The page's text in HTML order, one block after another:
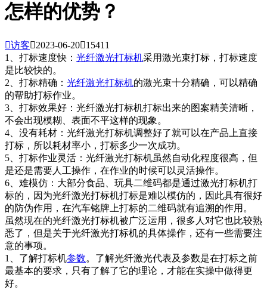
怎样的优势？
访客2023-06-2015411
1、打标速度快： 光纤激光打标机采用激光束打标，打标速度
是比较快的。
2、打标精确： 光纤激光打标机的激光束十分精确，可以精确
的帮助打标作业。
3、打标效果好：光纤激光打标机打标出来的图案精美清晰，
不会出现模糊、表面不平这样的现象。
4、没有耗材：光纤激光打标机调整好了就可以在产品上直接
打标，所以耗材率小，打标多少一次成功。
5、打标作业灵活：光纤激光打标机虽然自动化程度很高，但
是还是需要人工操作，在作业的时候可以灵活操作。
6、难模仿：大部分食品、玩具二维码都是通过激光打标机打
标的，因为光纤激光打标机打标是难以模仿的，因此具有很好
的防伪作用，在汽车铭牌上打标的二维码就有追溯的作用。
虽然现在的光纤激光打标机被广泛运用，很多人对它也比较熟
悉了，但是关于光纤激光打标机的具体操作，还有一些需要注
意的事项。
1、了解打标机参数。了解光纤激光代表及参数是在打标之前
最基本的要求，只有了解了它的理论，才能在实操中做得更
好。